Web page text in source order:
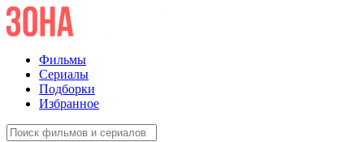
Фильмы
Сериалы
Подборки
Избранное